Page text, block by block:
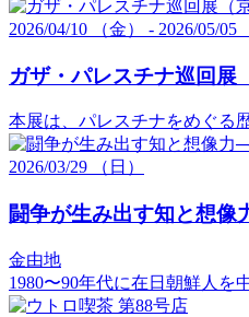
2026/04/10 （金） - 2026/05/05
ガザ・パレスチナ巡回展
本展は、パレスチナをめぐる
2026/03/29 （日）
闘争が生み出す知と想
金由地
1980〜90年代に在日朝鮮人